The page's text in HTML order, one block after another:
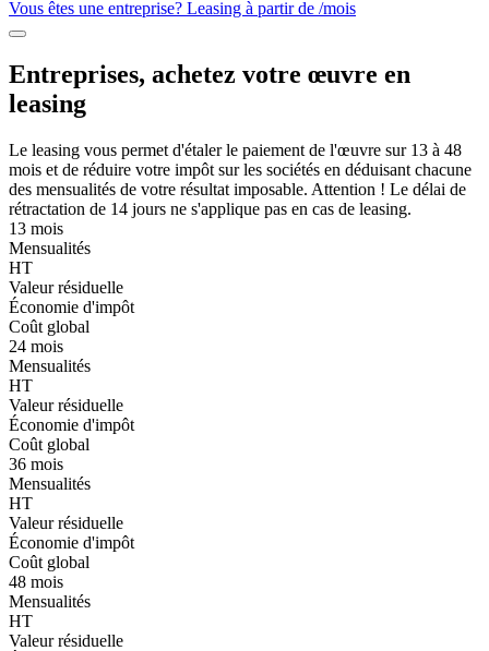
Vous êtes une entreprise? Leasing à partir de /mois
Entreprises, achetez votre œuvre en
leasing
Le leasing vous permet d'étaler le paiement de l'œuvre sur 13 à 48
mois et de réduire votre impôt sur les sociétés en déduisant chacune
des mensualités de votre résultat imposable. Attention ! Le délai de
rétractation de 14 jours ne s'applique pas en cas de leasing.
13 mois
Mensualités
HT
Valeur résiduelle
Économie d'impôt
Coût global
24 mois
Mensualités
HT
Valeur résiduelle
Économie d'impôt
Coût global
36 mois
Mensualités
HT
Valeur résiduelle
Économie d'impôt
Coût global
48 mois
Mensualités
HT
Valeur résiduelle